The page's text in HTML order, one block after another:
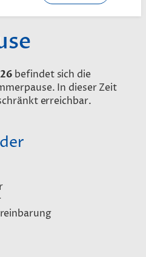
befindet sich die
In dieser Zeit
erreichbar.